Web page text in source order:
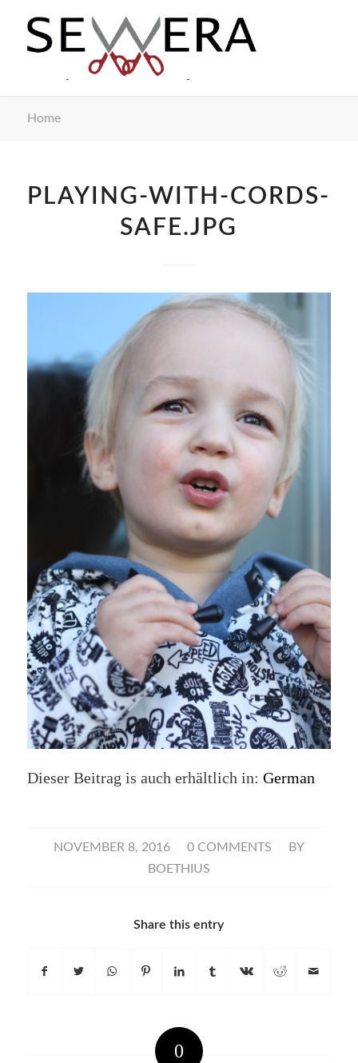
Home
PLAYING-WITH-CORDS-
SAFE.JPG
Dieser Beitrag is auch erhältlich in: German
NOVEMBER 8, 2016
/ 0 COMMENTS
/
BY
BOETHIUS
Share this entry
0